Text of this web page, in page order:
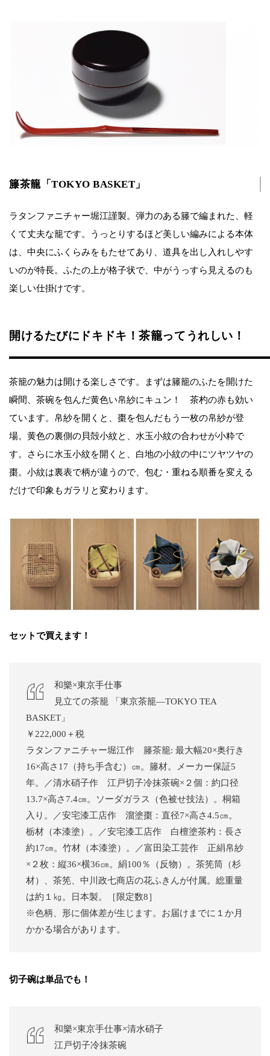
籐茶籠「TOKYO BASKET」
ラタンファニチャー堀江謹製。弾力のある籐で編まれた、軽
くて丈夫な籠です。うっとりするほど美しい編みによる本体
は、中央にふくらみをもたせてあり、道具を出し入れしやす
いのが特長。ふたの上が格子状で、中がうっすら見えるのも
楽しい仕掛けです。
開けるたびにドキドキ！茶籠ってうれしい！
茶籠の魅力は開ける楽しさです。まずは籐籠のふたを開けた
瞬間、茶碗を包んだ黄色い帛紗にキュン！ 茶杓の赤も効い
ています。帛紗を開くと、棗を包んだもう一枚の帛紗が登
場。黄色の裏側の貝殻小紋と、水玉小紋の合わせが小粋で
す。さらに水玉小紋を開くと、白地の小紋の中にツヤツヤの
棗。小紋は裏表で柄が違うので、包む・重ねる順番を変える
だけで印象もガラリと変わります。
セットで買えます！
和樂×東京手仕事
見立ての茶籠 「東京茶籠—TOKYO TEA
BASKET」
￥222,000＋税
ラタンファニチャー堀江作 籐茶籠: 最大幅20×奥行き
16×高さ17（持ち手含む）㎝。籐材。メーカー保証5
年。／清水硝子作 江戸切子冷抹茶碗×２個：約口径
13.7×高さ7.4㎝。ソーダガラス（色被せ技法）。桐箱
入り。／安宅漆工店作 溜塗棗：直径7×高さ4.5㎝。
栃材（本漆塗）。／安宅漆工店作 白檀塗茶杓：長さ
約17㎝。竹材（本漆塗）。／富田染工芸作 正絹帛紗
×２枚：縦36×横36㎝。絹100％（反物）。茶筅筒（杉
材）、茶筅、中川政七商店の花ふきんが付属。総重量
は約１㎏。日本製。［限定数8］
※色柄、形に個体差が生じます。お届けまでに１か月
かかる場合があります。
切子碗は単品でも！
和樂×東京手仕事×清水硝子
江戸切子冷抹茶碗